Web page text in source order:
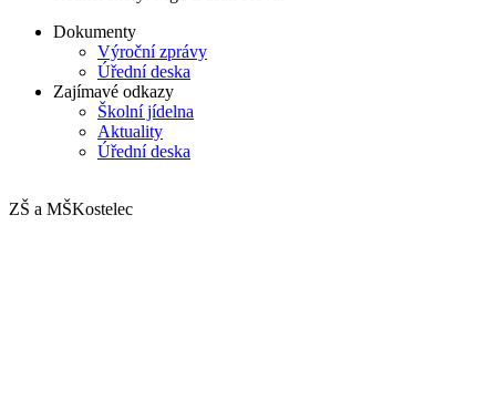
Dokumenty
Výroční zprávy
Úřední deska
Zajímavé odkazy
Školní jídelna
Aktuality
Úřední deska
ZŠ a MŠKostelec